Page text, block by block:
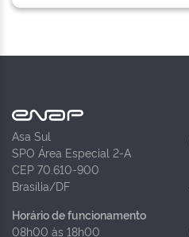
Asa Sul
SPO Área Especial 2-A
CEP 70.610-900
Brasília/DF
Horário de funcionamento
08h00 às 18h00